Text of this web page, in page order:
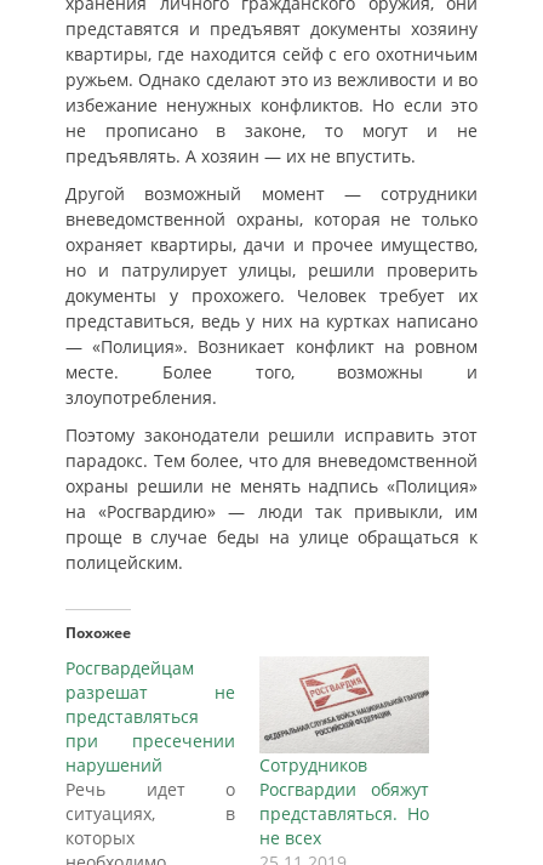
представятся и предъявят документы хозяину
квартиры, где находится сейф с его охотничьим
ружьем. Однако сделают это из вежливости и во
избежание ненужных конфликтов. Но если это
не прописано в законе, то могут и не
предъявлять. А хозяин — их не впустить.
Другой возможный момент — сотрудники
вневедомственной охраны, которая не только
охраняет квартиры, дачи и прочее имущество,
но и патрулирует улицы, решили проверить
документы у прохожего. Человек требует их
представиться, ведь у них на куртках написано
— «Полиция». Возникает конфликт на ровном
месте. Более того, возможны и
злоупотребления.
Поэтому законодатели решили исправить этот
парадокс. Тем более, что для вневедомственной
охраны решили не менять надпись «Полиция»
на «Росгвардию» — люди так привыкли, им
проще в случае беды на улице обращаться к
полицейским.
Похожее
Росгвардейцам
разрешат не
представляться
при пресечении
нарушений
Речь идет о
ситуациях, в
которых
Сотрудников
Росгвардии обяжут
представляться. Но
не всех